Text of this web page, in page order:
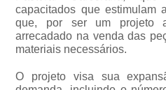
capacitados que estimulam
que, por ser um projeto
arrecadado na venda das
materiais necessários.
O projeto visa sua